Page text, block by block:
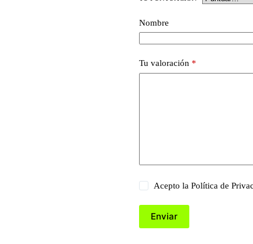
Nombre
Tu valoración *
Acepto la Política de
Enviar